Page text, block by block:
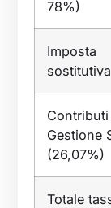
78%)
Imposta
Contributi
Gestione
(26,07%)
Totale